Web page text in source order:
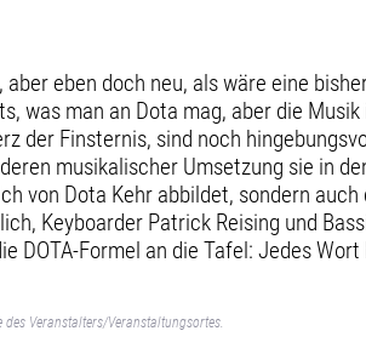
eben doch neu, als wäre eine
was man an Dota mag, aber die
der Finsternis, sind noch
musikalischer Umsetzung sie in
von Dota Kehr abbildet, sondern
Keyboarder Patrick Reising und
DOTA-Formel an die Tafel: Jedes
Veranstalters/Veranstaltungsortes.